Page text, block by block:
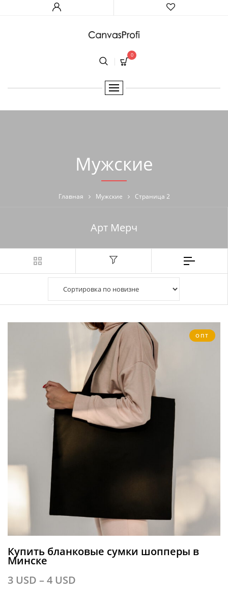
0
Мужские
Главная Мужские Страница 2
Арт Мерч
Фильтр
ОПТ
Купить бланковые сумки шопперы в
Минске
3 USD –4 USD